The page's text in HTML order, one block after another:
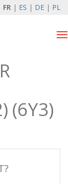
FR | ES | DE | PL
2026
de la
(6Y3)